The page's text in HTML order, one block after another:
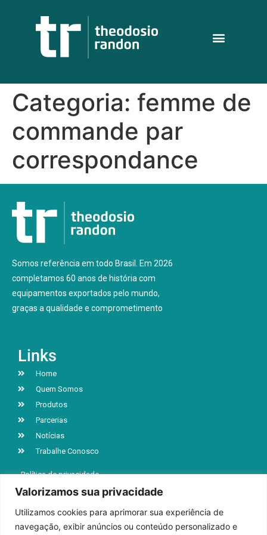
Valorizamos sua privacidade
Utilizamos cookies para aprimorar sua experiência de
navegação, exibir anúncios ou conteúdo personalizado e
Categoria: femme de
commande par
correspondance
Somos referência em todo Brasil. Em 2026
completamos 60 anos de história com
equipamentos exportados pelo mundo,
graças a qualidade e comprometimento
Links
Home
Quem Somos
Produtos
Parcerias
Notícias
Trabalhe Conosco
Política de privacidade
R. Jacob Luchesi, n° 5039, Bairro Santa Lúcia
Caxias do Sul | RS | CEP 95032-000